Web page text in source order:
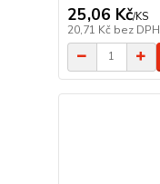
25,06 Kč/KS
20,71 Kč bez DPH